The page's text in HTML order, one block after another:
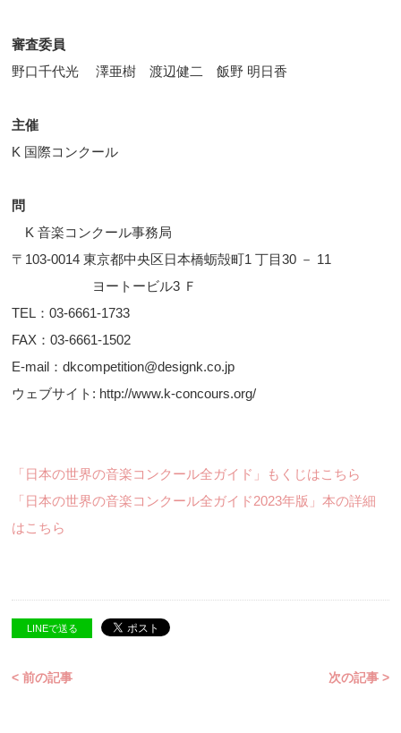
審査委員
野口千代光 澤亜樹 渡辺健二 飯野 明日香
主催
K 国際コンクール
問
K 音楽コンクール事務局
〒103-0014 東京都中央区日本橋蛎殻町1 丁目30 － 11
ヨートービル3 Ｆ
TEL：03-6661-1733
FAX：03-6661-1502
E-mail：dkcompetition@designk.co.jp
ウェブサイト: http://www.k-concours.org/
「日本の世界の音楽コンクール全ガイド」もくじはこちら
「日本の世界の音楽コンクール全ガイド2023年版」本の詳細
はこちら
LINEで送る
< 前の記事 次の記事 >